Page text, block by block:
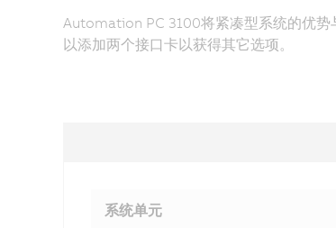
Automation PC 3100将紧凑型系统的优
以添加两个接口卡以获得其它选项。
系统单元